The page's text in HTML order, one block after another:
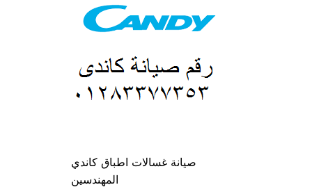
صيانة غسالات اطباق كاندي
المهندسين